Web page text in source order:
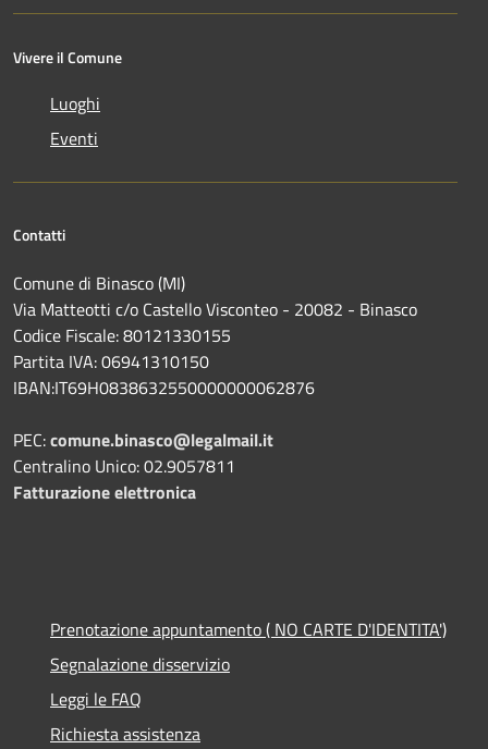
Vivere il Comune
Luoghi
Eventi
Contatti
Comune di Binasco (MI)
Via Matteotti c/o Castello Visconteo - 20082 - Binasco
Codice Fiscale: 80121330155
Partita IVA: 06941310150
IBAN:IT69H0838632550000000062876
PEC:comune.binasco@legalmail.it
Centralino Unico: 02.9057811
Fatturazione elettronica
Prenotazione appuntamento ( NO CARTE D'IDENTITA')
Segnalazione disservizio
Leggi le FAQ
Richiesta assistenza